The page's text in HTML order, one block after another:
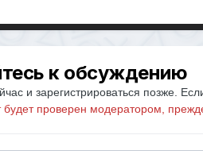
к обсуждению
и зарегистрироваться позже.
будет проверен модератором,